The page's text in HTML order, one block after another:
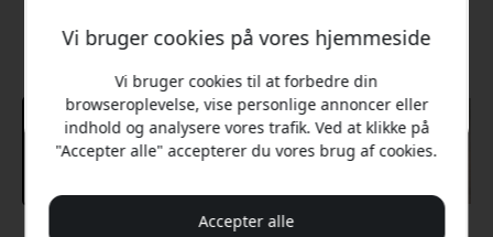
Vi bruger cookies på vores hjemmeside
Vi bruger cookies til at forbedre din
browseroplevelse, vise personlige annoncer eller
indhold og analysere vores trafik. Ved at klikke på
"Accepter alle" accepterer du vores brug af cookies.
Accepter alle